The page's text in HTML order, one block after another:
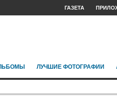
ГАЗЕТА
ЛУЧШИЕ ФОТОГРАФИИ